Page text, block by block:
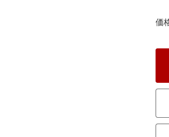
価